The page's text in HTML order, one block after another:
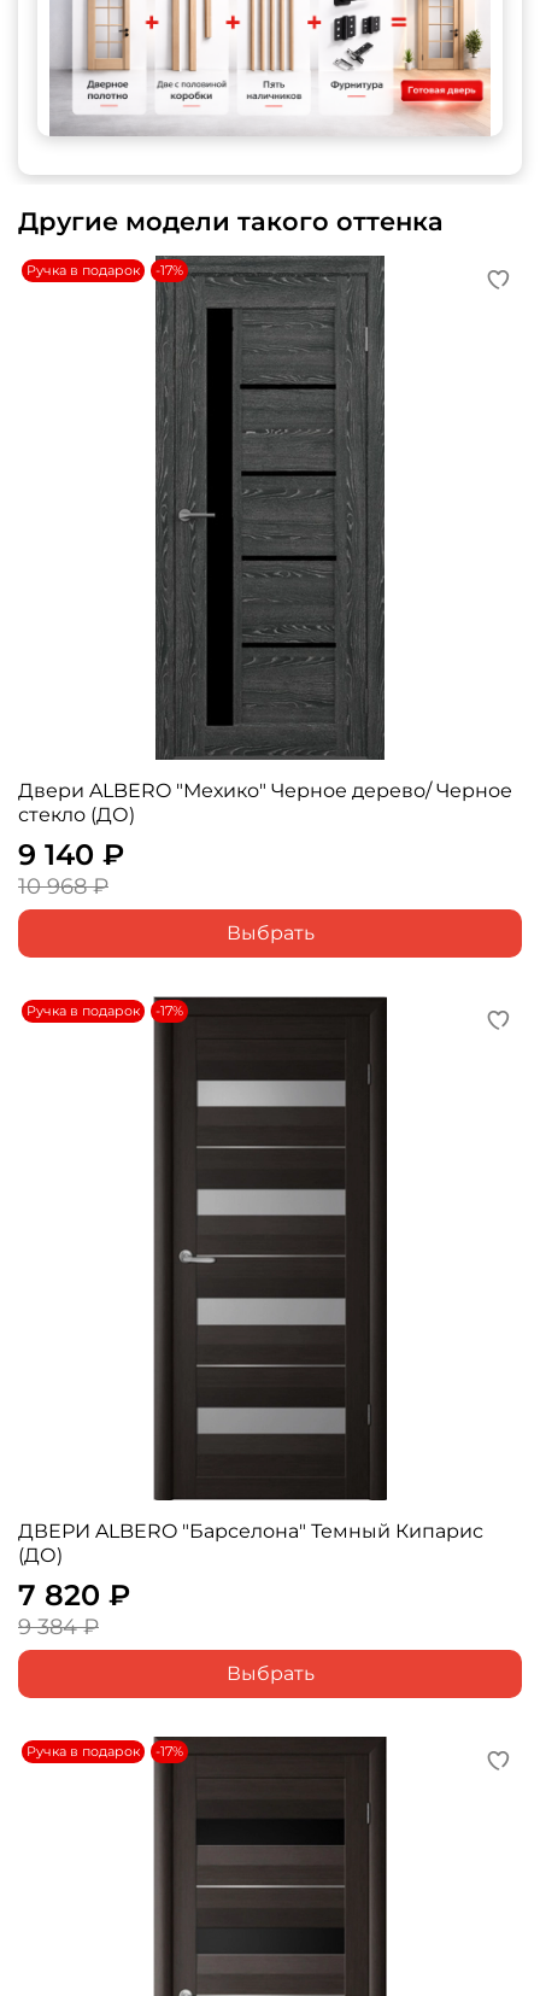
Другие модели такого оттенка
Ручка в подарок -17%
Двери ALBERO "Мехико" Черное дерево/ Черное
стекло (ДО)
9 140 ₽
10 968 ₽
Выбрать
Ручка в подарок -17%
ДВЕРИ ALBERO "Барселона" Темный Кипарис
(ДО)
7 820 ₽
9 384 ₽
Выбрать
Ручка в подарок -17%